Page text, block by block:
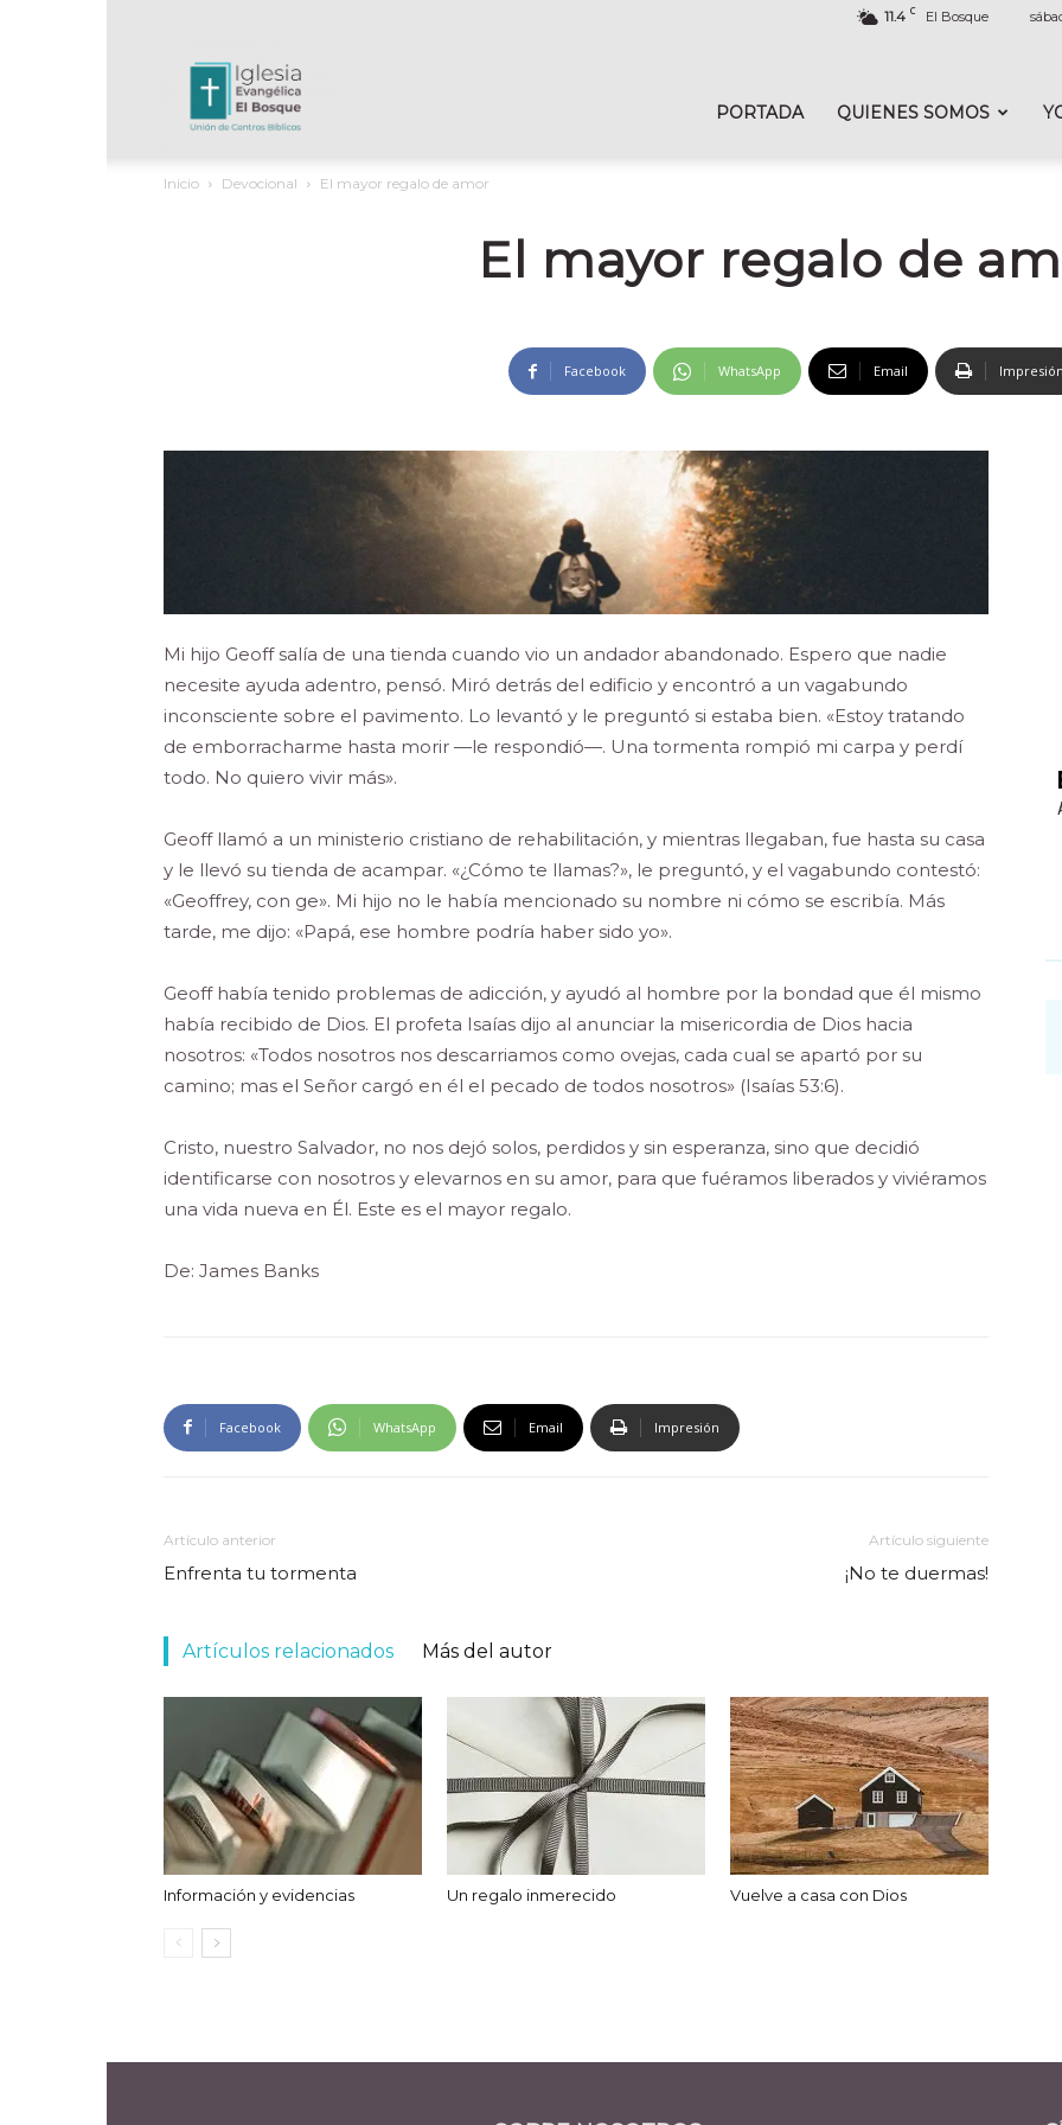
11.4 C El Bosque
PORTADA QUIENES SOMOS
Inicio Devocional El mayor regalo de amor
El mayor regalo de
Facebook WhatsApp Email Impresión
Mi hijo Geoff salía de una tienda cuando vio un andador abandonado. Espero que nadie
necesite ayuda adentro, pensó. Miró detrás del edificio y encontró a un vagabundo
inconsciente sobre el pavimento. Lo levantó y le preguntó si estaba bien. «Estoy tratando
de emborracharme hasta morir —le respondió—. Una tormenta rompió mi carpa y perdí
todo. No quiero vivir más».
Geoff llamó a un ministerio cristiano de rehabilitación, y mientras llegaban, fue hasta su casa
y le llevó su tienda de acampar. «¿Cómo te llamas?», le preguntó, y el vagabundo contestó:
«Geoffrey, con ge». Mi hijo no le había mencionado su nombre ni cómo se escribía. Más
tarde, me dijo: «Papá, ese hombre podría haber sido yo».
Geoff había tenido problemas de adicción, y ayudó al hombre por la bondad que él mismo
había recibido de Dios. El profeta Isaías dijo al anunciar la misericordia de Dios hacia
nosotros: «Todos nosotros nos descarriamos como ovejas, cada cual se apartó por su
camino; mas el Señor cargó en él el pecado de todos nosotros» (Isaías 53:6).
Cristo, nuestro Salvador, no nos dejó solos, perdidos y sin esperanza, sino que decidió
identificarse con nosotros y elevarnos en su amor, para que fuéramos liberados y viviéramos
una vida nueva en Él. Este es el mayor regalo.
De: James Banks
Facebook WhatsApp Email Impresión
Artículo anterior
Enfrenta tu tormenta
Artículo siguiente
¡No te duermas!
Artículos relacionados Más del autor
Información y evidencias Un regalo inmerecido Vuelve a casa con Dios